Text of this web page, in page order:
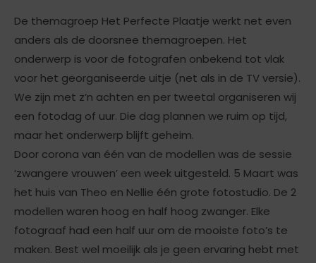
De themagroep Het Perfecte Plaatje werkt net even
anders als de doorsnee themagroepen. Het
onderwerp is voor de fotografen onbekend tot vlak
voor het georganiseerde uitje (net als in de TV versie).
We zijn met z’n achten en per tweetal organiseren wij
een fotodag of uur. Die dag plannen we ruim op tijd,
maar het onderwerp blijft geheim.
Door corona van één van de modellen was de sessie
‘zwangere vrouwen’ een week uitgesteld. 5 Maart was
het huis van Theo en Nellie één grote fotostudio. De 2
modellen waren hoog en half hoog zwanger. Elke
fotograaf had een half uur om de mooiste foto’s te
maken. Best wel moeilijk als je geen ervaring hebt met